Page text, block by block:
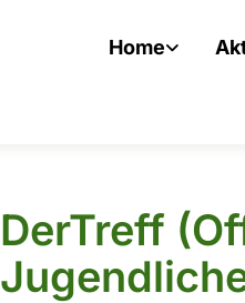
Home
DerTreff